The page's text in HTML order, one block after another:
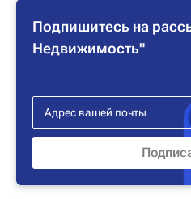
Подпишитесь на
Недвижимость"